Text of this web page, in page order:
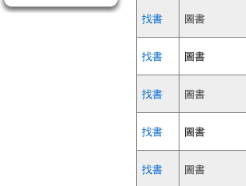
找書 圖書
找書 圖書
找書 圖書
找書 圖書
找書 圖書